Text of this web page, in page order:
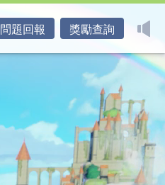
問題回報 獎勵查詢